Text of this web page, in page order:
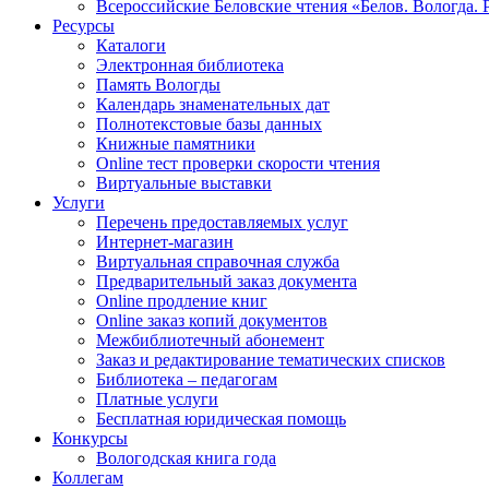
Всероссийские Беловские чтения «Белов. Вологда.
Ресурсы
Каталоги
Электронная библиотека
Память Вологды
Календарь знаменательных дат
Полнотекстовые базы данных
Книжные памятники
Online тест проверки скорости чтения
Виртуальные выставки
Услуги
Перечень предоставляемых услуг
Интернет-магазин
Виртуальная справочная служба
Предварительный заказ документа
Online продление книг
Online заказ копий документов
Межбиблиотечный абонемент
Заказ и редактирование тематических списков
Библиотека – педагогам
Платные услуги
Бесплатная юридическая помощь
Конкурсы
Вологодская книга года
Коллегам